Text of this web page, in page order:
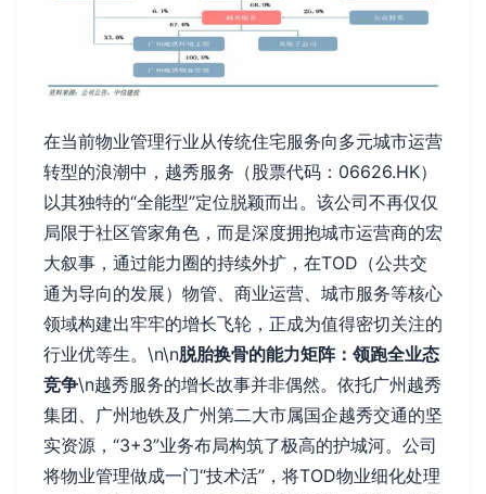
在当前物业管理行业从传统住宅服务向多元城市运营
转型的浪潮中，越秀服务（股票代码：06626.HK）
以其独特的“全能型”定位脱颖而出。该公司不再仅仅
局限于社区管家角色，而是深度拥抱城市运营商的宏
大叙事，通过能力圈的持续外扩，在TOD（公共交
通为导向的发展）物管、商业运营、城市服务等核心
领域构建出牢牢的增长飞轮，正成为值得密切关注的
行业优等生。\n\n脱胎换骨的能力矩阵：领跑全业态
竞争\n越秀服务的增长故事并非偶然。依托广州越秀
集团、广州地铁及广州第二大市属国企越秀交通的坚
实资源，“3+3”业务布局构筑了极高的护城河。公司
将物业管理做成一门“技术活”，将TOD物业细化处理